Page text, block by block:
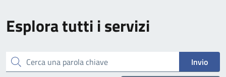
Esplora tutti i servizi
Cerca una parola chiave Invio